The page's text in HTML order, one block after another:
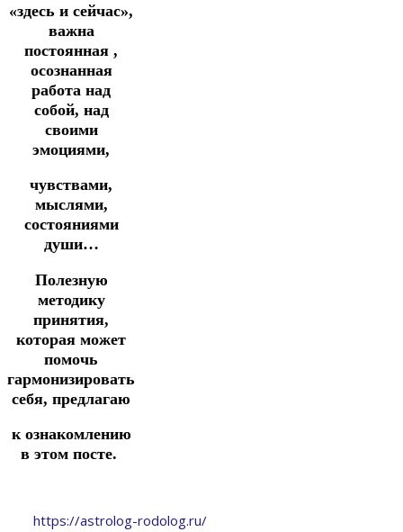
«здесь и сейчас»,
важна
постоянная ,
осознанная
работа над
собой, над
своими
эмоциями,
чувствами,
мыслями,
состояниями
души…
Полезную
методику
принятия,
которая может
помочь
гармонизировать
себя, предлагаю
к ознакомлению
в этом посте.
https://astrolog-rodolog.ru/